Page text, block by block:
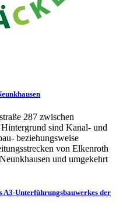
287 zwischen
sind Kanal- und
beziehungsweise
von Elkenroth
und umgekehrt
A3-Unterführungsbauwerkes der